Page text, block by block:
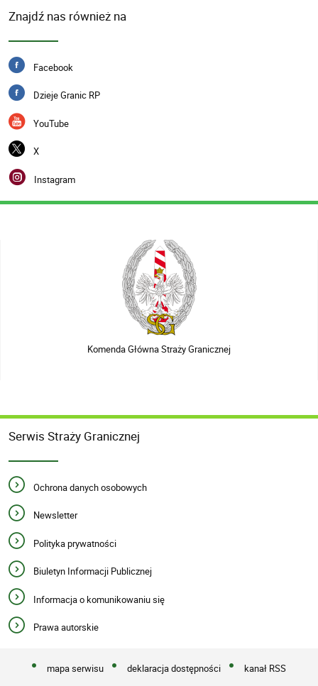
Znajdź nas również na
Facebook
Dzieje Granic RP
YouTube
X
Instagram
Komenda Główna Straży Granicznej
Serwis Straży Granicznej
Ochrona danych osobowych
Newsletter
Polityka prywatności
Biuletyn Informacji Publicznej
Informacja o komunikowaniu się
Prawa autorskie
mapa serwisu deklaracja dostępności kanał RSS